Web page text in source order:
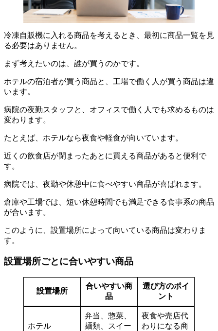
冷凍自販機に入れる商品を考えるとき、最初に商品一覧を見
る必要はありません。
まず考えたいのは、誰が買うのかです。
ホテルの宿泊者が買う商品と、工場で働く人が買う商品は違
います。
病院の夜勤スタッフと、オフィスで働く人でも求めるものは
変わります。
たとえば、ホテルなら夜食や軽食が向いています。
近くの飲食店が閉まったあとに買える商品があると便利で
す。
病院では、夜勤や休憩中に食べやすい商品が喜ばれます。
倉庫や工場では、短い休憩時間でも満足できる食事系の商品
が合います。
このように、設置場所によって向いている商品は変わりま
す。
設置場所ごとに合いやすい商品
設置場所
合いやすい商
品
選び方のポイ
ント
ホテル
弁当、惣菜、
麺類、スイー
夜食や売店代
わりになる商